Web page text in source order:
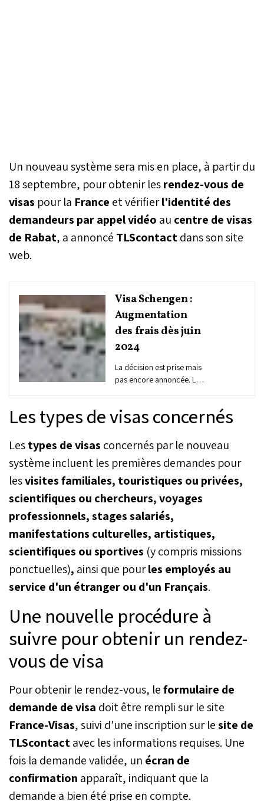
Un nouveau système sera mis en place, à partir du
18 septembre, pour obtenir lesrendez-vous de
visas pour la France et vérifierl'identité des
demandeurs par appel vidéo au centre de visas
de Rabat, a annoncé TLScontactdans son site
web.
Visa Schengen :
Augmentation
des frais dès juin
2024
La décision est prise mais
pas encore annoncée. Les
90 euros à partir du mois
pris les devants et a
annoncé le 11 juin comme
date d'entrée en vigueur
de cette mesure pour les
entier.
Les types de visas concernés
Lestypes de visas concernés par le nouveau
système incluent les premières demandes pour
lesvisites familiales, touristiques ou privées,
scientifiques ou chercheurs, voyages
professionnels, stages salariés,
manifestations culturelles, artistiques,
scientifiques ou sportives (y compris missions
ponctuelles), ainsi que pourles employés au
service d'un étranger ou d'un Français.
Une nouvelle procédure à
suivre pour obtenir un rendez-
vous de visa
Pour obtenir le rendez-vous, leformulaire de
demande de visa doit être rempli sur le site
France-Visas, suivi d'une inscription sur lesite de
TLScontactavec les informations requises. Une
fois la demande validée, un écran de
confirmation apparaît, indiquant que la
demande a bien été prise en compte.